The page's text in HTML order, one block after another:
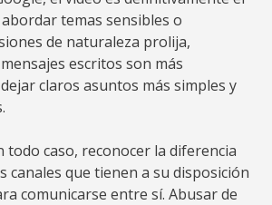
temas sensibles o
de naturaleza prolija,
escritos son más
claros asuntos más simples y
todo caso, reconocer la diferencia
canales que tienen a su disposición
comunicarse entre sí. Abusar de